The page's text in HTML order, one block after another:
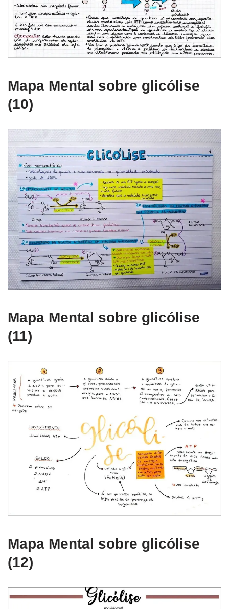
Mapa Mental sobre glicólise
(10)
Mapa Mental sobre glicólise
(11)
Mapa Mental sobre glicólise
(12)